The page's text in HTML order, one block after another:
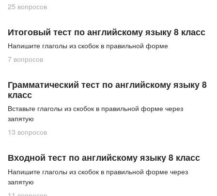
25 вопросов
Итоговый тест по английскому языку 8 класс
Напишите глаголы из скобок в правильной форме
7 вопросов
Грамматический тест по английскому языку 8
класс
Вставьте глаголы из скобок в правильной форме через
запятую
13 вопросов
Входной тест по английскому языку 8 класс
Напишите глаголы из скобок в правильной форме через
запятую